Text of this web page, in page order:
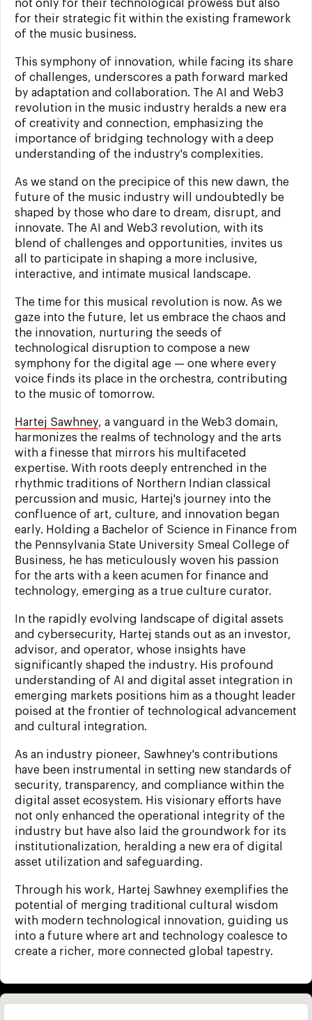
not only for their technological prowess but also
for their strategic fit within the existing framework
of the music business.
This symphony of innovation, while facing its share
of challenges, underscores a path forward marked
by adaptation and collaboration. The AI and Web3
revolution in the music industry heralds a new era
of creativity and connection, emphasizing the
importance of bridging technology with a deep
understanding of the industry's complexities.
As we stand on the precipice of this new dawn, the
future of the music industry will undoubtedly be
shaped by those who dare to dream, disrupt, and
innovate. The AI and Web3 revolution, with its
blend of challenges and opportunities, invites us
all to participate in shaping a more inclusive,
interactive, and intimate musical landscape.
The time for this musical revolution is now. As we
gaze into the future, let us embrace the chaos and
the innovation, nurturing the seeds of
technological disruption to compose a new
symphony for the digital age — one where every
voice finds its place in the orchestra, contributing
to the music of tomorrow.
Hartej Sawhney, a vanguard in the Web3 domain,
harmonizes the realms of technology and the arts
with a finesse that mirrors his multifaceted
expertise. With roots deeply entrenched in the
rhythmic traditions of Northern Indian classical
percussion and music, Hartej's journey into the
confluence of art, culture, and innovation began
early. Holding a Bachelor of Science in Finance from
the Pennsylvania State University Smeal College of
Business, he has meticulously woven his passion
for the arts with a keen acumen for finance and
technology, emerging as a true culture curator.
In the rapidly evolving landscape of digital assets
and cybersecurity, Hartej stands out as an investor,
advisor, and operator, whose insights have
significantly shaped the industry. His profound
understanding of AI and digital asset integration in
emerging markets positions him as a thought leader
poised at the frontier of technological advancement
and cultural integration.
As an industry pioneer, Sawhney's contributions
have been instrumental in setting new standards of
security, transparency, and compliance within the
digital asset ecosystem. His visionary efforts have
not only enhanced the operational integrity of the
industry but have also laid the groundwork for its
institutionalization, heralding a new era of digital
asset utilization and safeguarding.
Through his work, Hartej Sawhney exemplifies the
potential of merging traditional cultural wisdom
with modern technological innovation, guiding us
into a future where art and technology coalesce to
create a richer, more connected global tapestry.